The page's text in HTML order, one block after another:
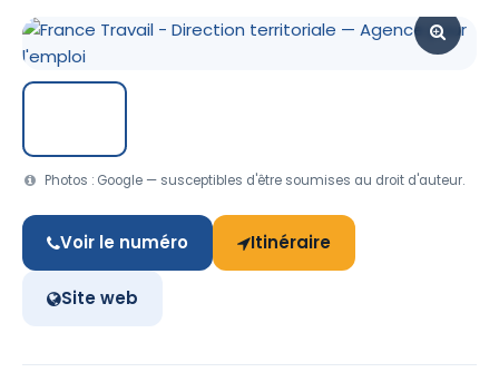
Photos : Google — susceptibles d'être soumises au droit d'auteur.
Voir le numéro Itinéraire
Site web